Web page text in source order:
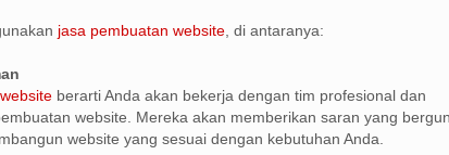
jasa pembuatan website , di antaranya:
berarti Anda akan bekerja dengan tim profesional dan
website. Mereka akan memberikan saran yang
website yang sesuai dengan kebutuhan Anda.